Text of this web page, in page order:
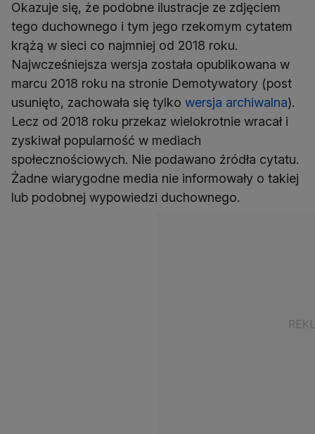
Okazuje się, że podobne ilustracje ze zdjęciem
tego duchownego i tym jego rzekomym cytatem
krążą w sieci co najmniej od 2018 roku.
Najwcześniejsza wersja została opublikowana w
marcu 2018 roku na stronie Demotywatory (post
usunięto, zachowała się tylko wersja archiwalna).
Lecz od 2018 roku przekaz wielokrotnie wracał i
zyskiwał popularność w mediach
społecznościowych. Nie podawano źródła cytatu.
Żadne wiarygodne media nie informowały o takiej
lub podobnej wypowiedzi duchownego.